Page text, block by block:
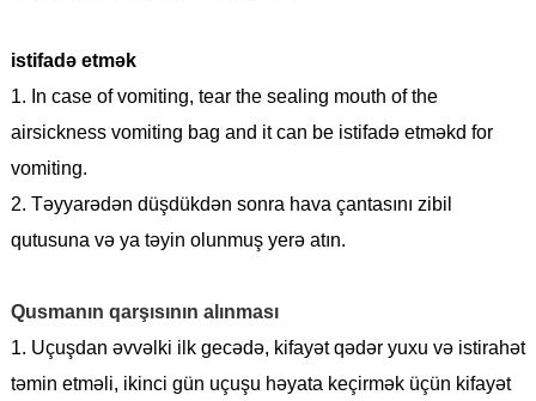
istifadə etmək
1. In case of vomiting, tear the sealing mouth of the
airsickness vomiting bag and it can be istifadə etməkd for
vomiting.
2. Təyyarədən düşdükdən sonra hava çantasını zibil
qutusuna və ya təyin olunmuş yerə atın.
Qusmanın qarşısının alınması
1. Uçuşdan əvvəlki ilk gecədə, kifayət qədər yuxu və istirahət
təmin etməli, ikinci gün uçuşu həyata keçirmək üçün kifayət